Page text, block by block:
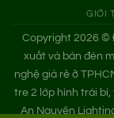
GIỚI
Copyright 2026 ©
xuất và bán đèn
nghệ giá rẻ ở
tre 2 lớp hình trái
An Nguyên